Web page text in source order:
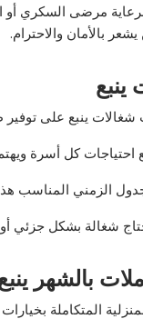
مرضى السكري أو
بالأمان والاحترام.
شغالات ينبع على
احتياجات كل أسرة
الزمني المناسب
شغالة بشكل جزئي
بالشهر
المتكاملة